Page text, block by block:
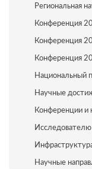
Региональная
Конференция
Конференция
Конференция
Национальный
Научные
Конференции и
Исследователю
Научные